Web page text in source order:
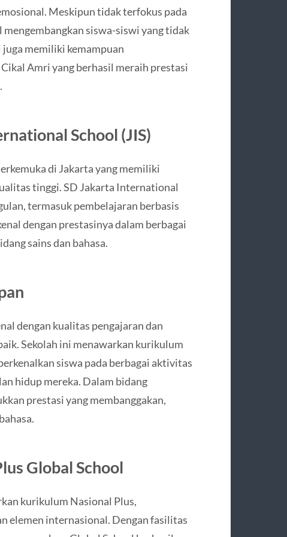
Meskipun tidak terfokus pada
siswa-siswi yang tidak
memiliki kemampuan
Amri yang berhasil meraih prestasi
School (JIS)
di Jakarta yang memiliki
tinggi. SD Jakarta International
termasuk pembelajaran berbasis
dengan prestasinya dalam berbagai
sains dan bahasa.
dengan kualitas pengajaran dan
Sekolah ini menawarkan kurikulum
siswa pada berbagai aktivitas
hidup mereka. Dalam bidang
prestasi yang membanggakan,
Global School
kurikulum Nasional Plus,
elemen internasional. Dengan fasilitas